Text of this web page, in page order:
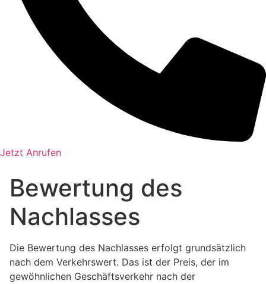
Jetzt Anrufen
Bewertung des
Nachlasses
Die Bewertung des Nachlasses erfolgt grundsätzlich
nach dem Verkehrswert. Das ist der Preis, der im
gewöhnlichen Geschäftsverkehr nach der